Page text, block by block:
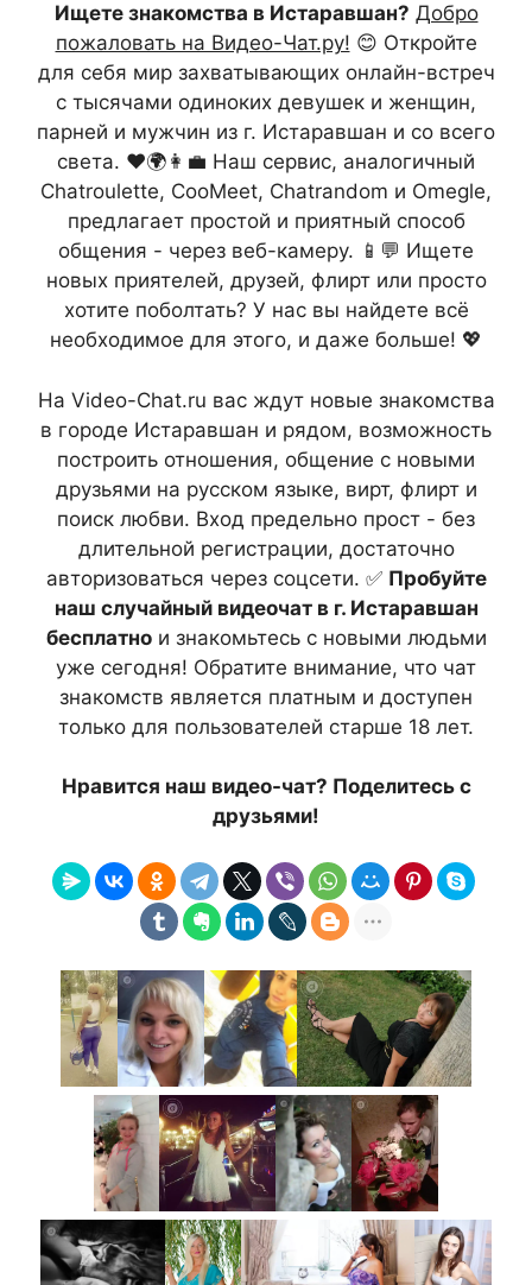
Ищете знакомства в Истаравшан? Добро
пожаловать на Видео-Чат.ру! 😊 Откройте
для себя мир захватывающих онлайн-встреч
с тысячами одиноких девушек и женщин,
парней и мужчин из г. Истаравшан и со всего
света. ❤️🌍👩‍💼 Наш сервис, аналогичный
Chatroulette, CooMeet, Chatrandom и Omegle,
предлагает простой и приятный способ
общения - через веб-камеру. 📱💬 Ищете
новых приятелей, друзей, флирт или просто
хотите поболтать? У нас вы найдете всё
необходимое для этого, и даже больше! 💖
На Video-Chat.ru вас ждут новые знакомства
в городе Истаравшан и рядом, возможность
построить отношения, общение с новыми
друзьями на русском языке, вирт, флирт и
поиск любви. Вход предельно прост - без
длительной регистрации, достаточно
авторизоваться через соцсети. ✅ Пробуйте
наш случайный видеочат в г. Истаравшан
бесплатнои знакомьтесь с новыми людьми
уже сегодня! Обратите внимание, что чат
знакомств является платным и доступен
только для пользователей старше 18 лет.
Нравится наш видео-чат? Поделитесь с
друзьями!